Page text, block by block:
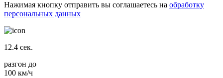
Нажимая кнопку отправить вы соглашаетесь на обработку
персональных данных
12.4 сек.
разгон до
100 км/ч